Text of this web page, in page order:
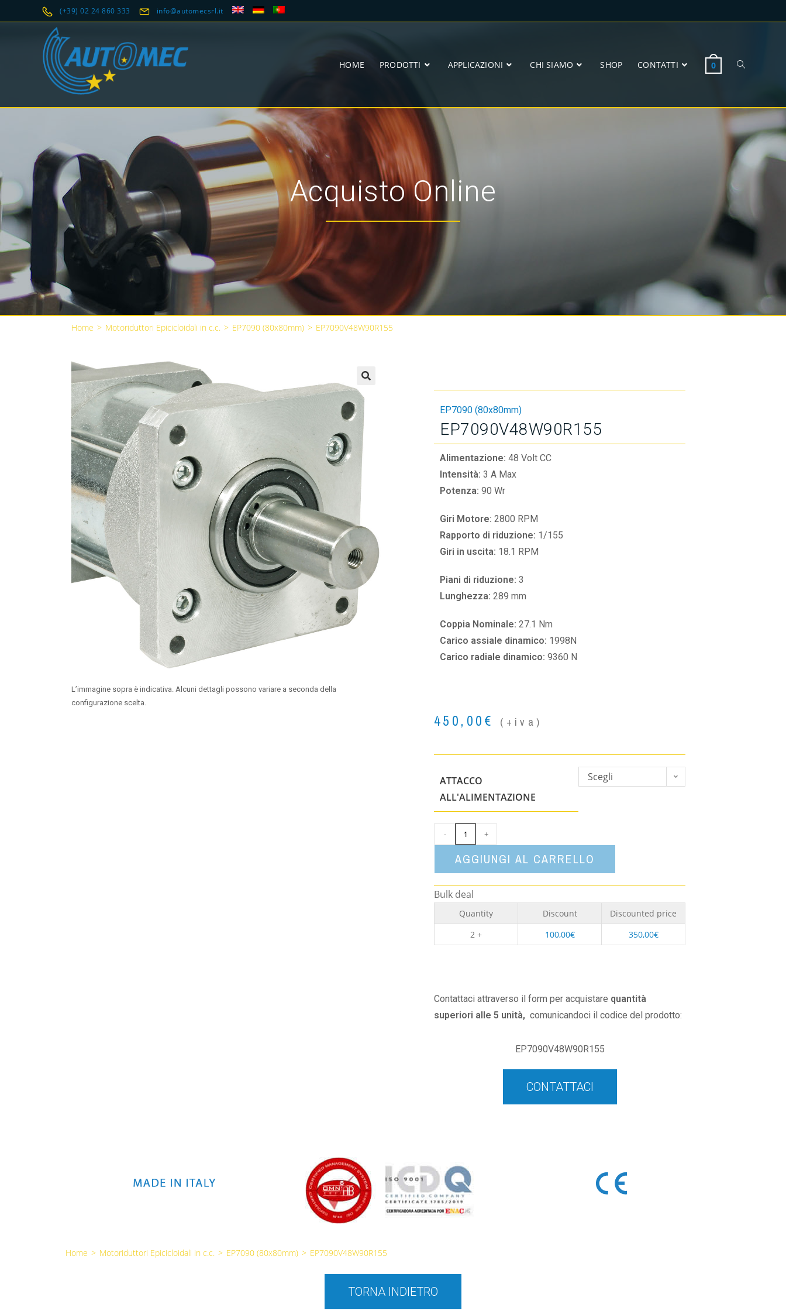
(+39) 02 24 860 333 info@automecsrl.it
HOME PRODOTTI APPLICAZIONI CHI SIAMO SHOP CONTATTI 0
Acquisto Online
Home > Motoriduttori Epicicloidali in c.c. > EP7090 (80x80mm) > EP7090V48W90R155
🔍
L’immagine sopra è indicativa. Alcuni dettagli possono variare a seconda della
configurazione scelta.
EP7090 (80x80mm)
EP7090V48W90R155
Alimentazione: 48 Volt CC
Intensità: 3 A Max
Potenza: 90 Wr
Giri Motore: 2800 RPM
Rapporto di riduzione: 1/155
Giri in uscita: 18.1 RPM
Piani di riduzione: 3
Lunghezza: 289 mm
Coppia Nominale: 27.1 Nm
Carico assiale dinamico: 1998N
Carico radiale dinamico: 9360 N
450,00€ (+iva)
ATTACCO
ALL'ALIMENTAZIONE
Scegli
- +
AGGIUNGI AL CARRELLO
Bulk deal
Quantity Discount
Discounted price
2 +
100,00€ 350,00€
Contattaci attraverso il form per acquistare quantità
superiori alle 5 unità, comunicandoci il codice del prodotto:
EP7090V48W90R155
CONTATTACI
Home > Motoriduttori Epicicloidali in c.c. > EP7090 (80x80mm) > EP7090V48W90R155
TORNA INDIETRO